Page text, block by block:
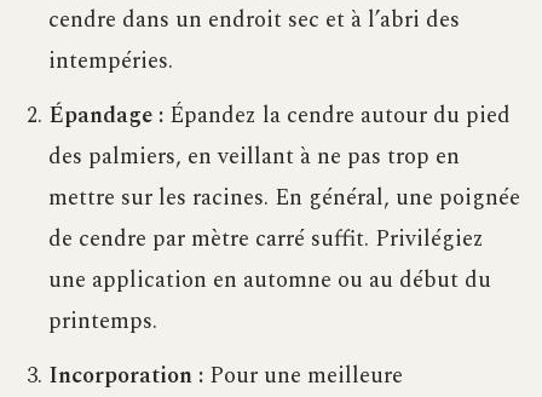
cendre dans un endroit sec et à l’abri des
intempéries.
Épandage : Épandez la cendre autour du pied
des palmiers, en veillant à ne pas trop en
mettre sur les racines. En général, une poignée
de cendre par mètre carré suffit. Privilégiez
une application en automne ou au début du
printemps.
Incorporation : Pour une meilleure